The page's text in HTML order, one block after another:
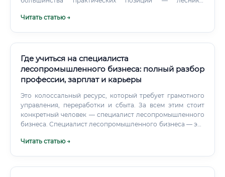
хозяйства — диплом о переподготовке является
Читать статью →
Где учиться на специалиста
лесопромышленного бизнеса: полный разбор
профессии, зарплат и карьеры
Это колоссальный ресурс, который требует грамотного
управления, переработки и сбыта. За всем этим стоит
конкретный человек — специалист лесопромышленного
бизнеса. Специалист лесопромышленного бизнеса — это
цикл: от заготовки древесины до продажи готовой
Читать статью →